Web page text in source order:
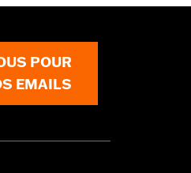
POUR
EMAILS